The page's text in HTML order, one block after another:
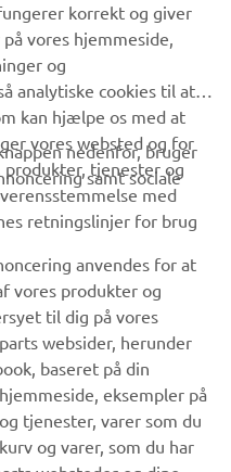
korrekt og giver
vores hjemmeside,
og
analytiske cookies til at
kan hjælpe os med at
vores websted og for
tjenester og
med
retningslinjer for brug
nedenfor, bruger
samt sociale
anvendes for at
vores produkter og
til dig på vores
websider, herunder
baseret på din
eksempler på
tjenester, varer som du
og varer, som du har